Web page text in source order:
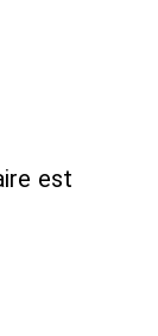
est